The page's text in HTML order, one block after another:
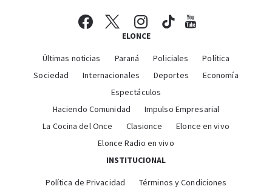
ELONCE
Últimas noticias Paraná Policiales
Política
Sociedad
Internacionales Deportes
Economía
Espectáculos
Haciendo Comunidad
Impulso Empresarial
La Cocina del Once
Clasionce
Elonce en vivo
Elonce Radio en vivo
INSTITUCIONAL
Política de Privacidad Términos y Condiciones